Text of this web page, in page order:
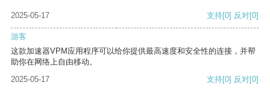
2025-05-17 支持[0] 反对[0]
游客
这款加速器VPM应用程序可以给你提供最高速度和安全性的连接，并帮
助你在网络上自由移动。
2025-05-17
支持[0] 反对[0]